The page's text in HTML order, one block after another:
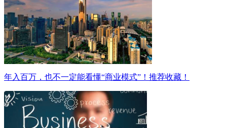
年入百万，也不一定能看懂“商业模式”！推荐收藏！